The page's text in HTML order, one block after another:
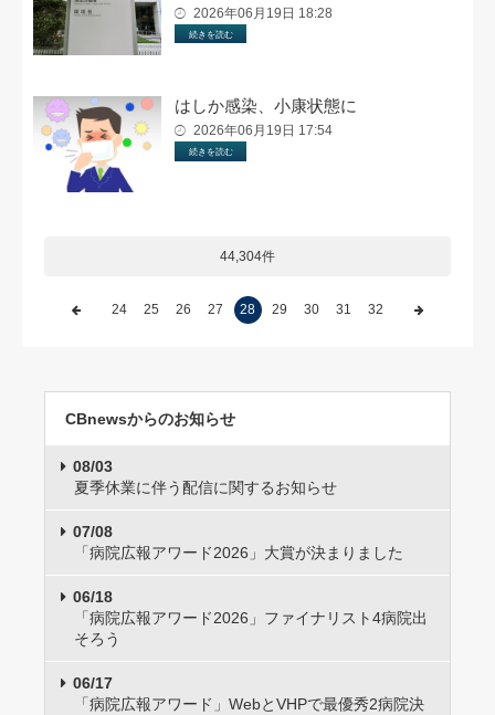
2026年06月19日 18:28
続きを読む
はしか感染、小康状態に
2026年06月19日 17:54
続きを読む
44,304件
24 25 26 27 28 29 30 31 32
CBnewsからのお知らせ
08/03
夏季休業に伴う配信に関するお知らせ
07/08
「病院広報アワード2026」大賞が決まりました
06/18
「病院広報アワード2026」ファイナリスト4病院出
そろう
06/17
「病院広報アワード」WebとVHPで最優秀2病院決